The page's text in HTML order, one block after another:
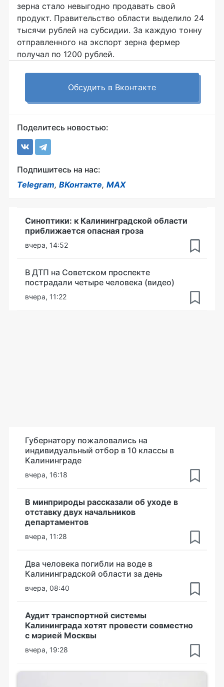
зерна стало невыгодно продавать свой
продукт. Правительство области выделило 24
тысячи рублей на субсидии. За каждую тонну
отправленного на экспорт зерна фермер
получал по 1200 рублей.
Обсудить в Вконтакте
Поделитесь новостью:
Подпишитесь на нас:
Telegram, ВКонтакте, MAX
Синоптики: к Калининградской области
приближается опасная гроза
вчера, 14:52
В ДТП на Советском проспекте
пострадали четыре человека (видео)
вчера, 11:22
Губернатору пожаловались на
индивидуальный отбор в 10 классы в
Калининграде
вчера, 16:18
В минприроды рассказали об уходе в
отставку двух начальников
департаментов
вчера, 11:28
Два человека погибли на воде в
Калининградской области за день
вчера, 08:40
Аудит транспортной системы
Калининграда хотят провести совместно
с мэрией Москвы
вчера, 19:28